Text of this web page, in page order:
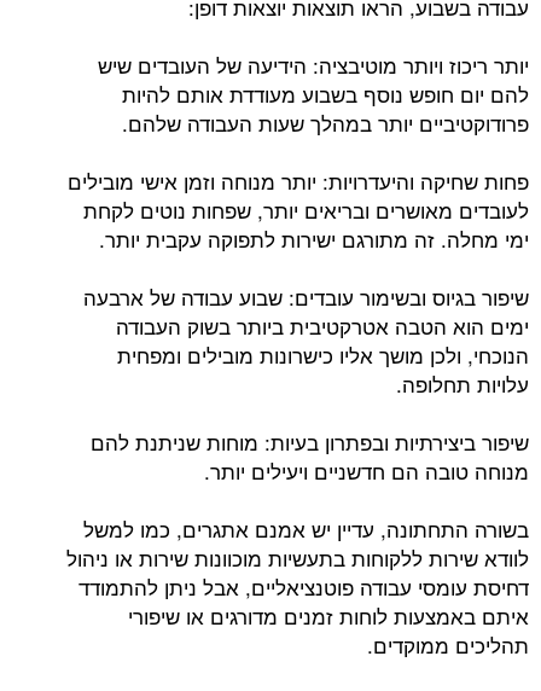
עבודה בשבוע, הראו תוצאות יוצאות דופן:
יותר ריכוז ויותר מוטיבציה: הידיעה של העובדים שיש
להם יום חופש נוסף בשבוע מעודדת אותם להיות
פרודוקטיביים יותר במהלך שעות העבודה שלהם.
פחות שחיקה והיעדרויות: יותר מנוחה וזמן אישי מובילים
לעובדים מאושרים ובריאים יותר, שפחות נוטים לקחת
ימי מחלה. זה מתורגם ישירות לתפוקה עקבית יותר.
שיפור בגיוס ובשימור עובדים: שבוע עבודה של ארבעה
ימים הוא הטבה אטרקטיבית ביותר בשוק העבודה
הנוכחי, ולכן מושך אליו כישרונות מובילים ומפחית
עלויות תחלופה.
שיפור ביצירתיות ובפתרון בעיות: מוחות שניתנת להם
מנוחה טובה הם חדשניים ויעילים יותר.
בשורה התחתונה, עדיין יש אמנם אתגרים, כמו למשל
לוודא שירות ללקוחות בתעשיות מוכוונות שירות או ניהול
דחיסת עומסי עבודה פוטנציאליים, אבל ניתן להתמודד
איתם באמצעות לוחות זמנים מדורגים או שיפורי
תהליכים ממוקדים.